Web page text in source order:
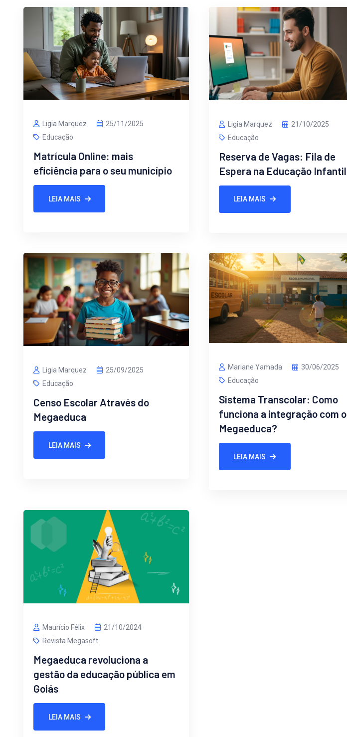
Ligia Marquez
25/11/2025
Educação
Matrícula Online: mais
eficiência para o seu município
LEIA MAIS
Ligia Marquez
21/10/2025
Educação
Reserva de Vagas: Fila de
Espera na Educação Infantil
LEIA MAIS
Ligia Marquez
25/09/2025
Educação
Censo Escolar Através do
Megaeduca
LEIA MAIS
Mariane Yamada
30/06/2025
Educação
Sistema Transcolar: Como
funciona a integração com o
Megaeduca?
LEIA MAIS
Maurício Félix
21/10/2024
Revista Megasoft
Megaeduca revoluciona a
gestão da educação pública em
Goiás
LEIA MAIS